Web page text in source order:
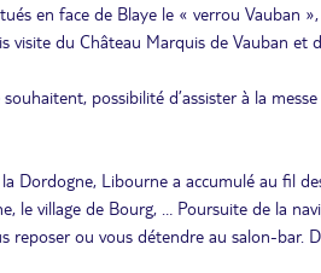
en face de Blaye le « verrou Vauban
visite du Château Marquis de Vauban et
possibilité d’assister à la
Dordogne, Libourne a accumulé au fil
le village de Bourg, … Poursuite de la
ou vous détendre au salon-bar.